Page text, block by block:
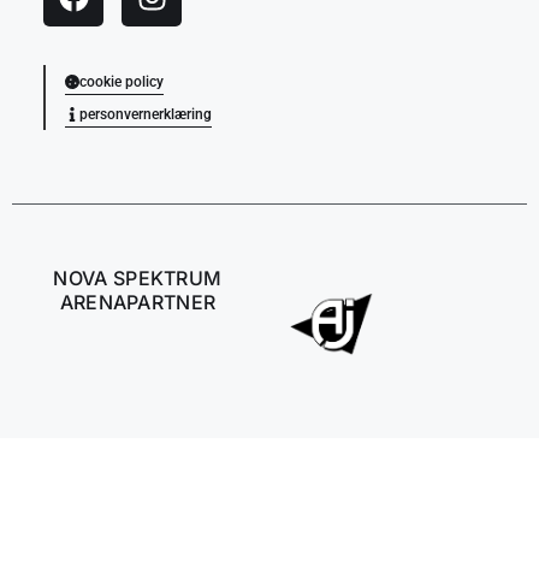
cookie policy
personvernerklæring
NOVA SPEKTRUM
ARENAPARTNER